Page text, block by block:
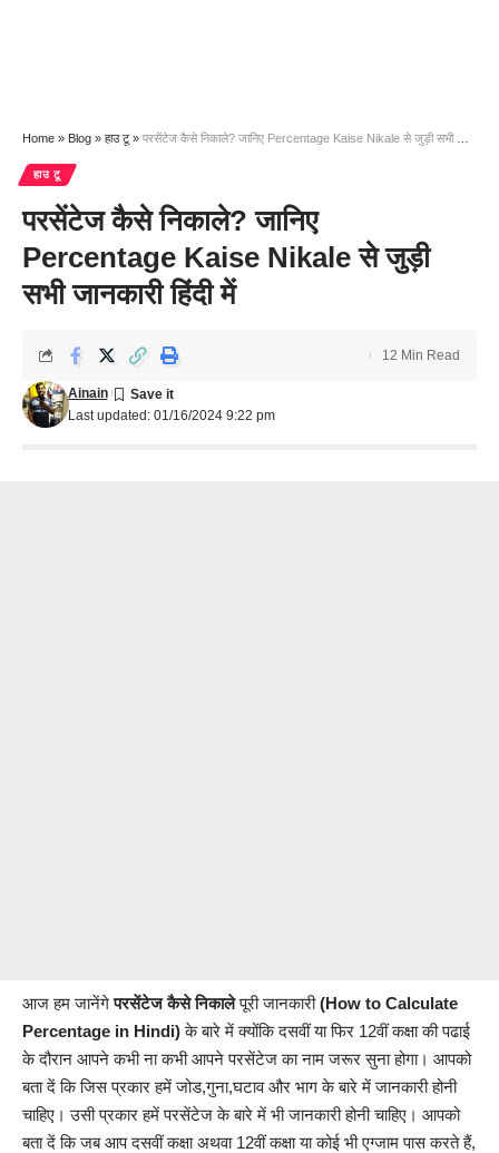
Home » Blog » हाउ टू» परसेंटेज कैसे निकाले? जानिए Percentage Kaise Nikale से जुड़ी सभी जानकारी हिंदी में
हाउ टू
परसेंटेज कैसे निकाले? जानिए
Percentage Kaise Nikale से जुड़ी
सभी जानकारी हिंदी में
Last updated: 01/16/2024 9:22 pm
Ainain
12 Min Read
आज हम जानेंगेपरसेंटेज कैसे निकालेपूरी जानकारी(How to Calculate
Percentage in Hindi)के बारे में क्योंकि दसवीं या फिर 12वीं कक्षा की पढाई
के दौरान आपने कभी ना कभी आपने परसेंटेज का नाम जरूर सुना होगा। आपको
बता दें कि जिस प्रकार हमें जोड,गुना,घटाव और भाग के बारे में जानकारी होनी
चाहिए। उसी प्रकार हमें परसेंटेज के बारे में भी जानकारी होनी चाहिए। आपको
बता दें कि जब आप दसवीं कक्षा अथवा 12वीं कक्षा या कोई भी एग्जाम पास करते हैं,